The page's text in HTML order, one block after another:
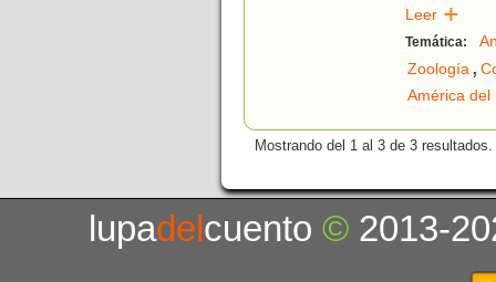
Leer
Temática:
Zoología,
América del
Mostrando del 1 al 3 de 3 resultados.
lupadelcuento© 2013-